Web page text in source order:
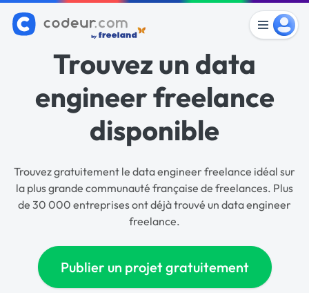
Trouvez un data
engineer freelance
disponible
Trouvez gratuitement le data engineer freelance idéal sur
la plus grande communauté française de freelances. Plus
de 30 000 entreprises ont déjà trouvé un data engineer
freelance.
Publier un projet gratuitement